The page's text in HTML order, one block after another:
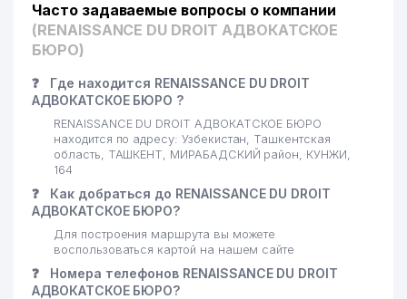
Часто задаваемые вопросы о компании
(RENAISSANCE DU DROIT АДВОКАТСКОЕ
БЮРО)
❓
Где находится RENAISSANCE DU DROIT
АДВОКАТСКОЕ БЮРО ?
RENAISSANCE DU DROIT АДВОКАТСКОЕ БЮРО
находится по адресу: Узбекистан, Ташкентская
область, ТАШКЕНТ, МИРАБАДСКИЙ район, КУНЖИ,
164
❓
Как добраться до RENAISSANCE DU DROIT
АДВОКАТСКОЕ БЮРО?
Для построения маршрута вы можете
воспользоваться картой на нашем сайте
❓
Номера телефонов RENAISSANCE DU DROIT
АДВОКАТСКОЕ БЮРО?